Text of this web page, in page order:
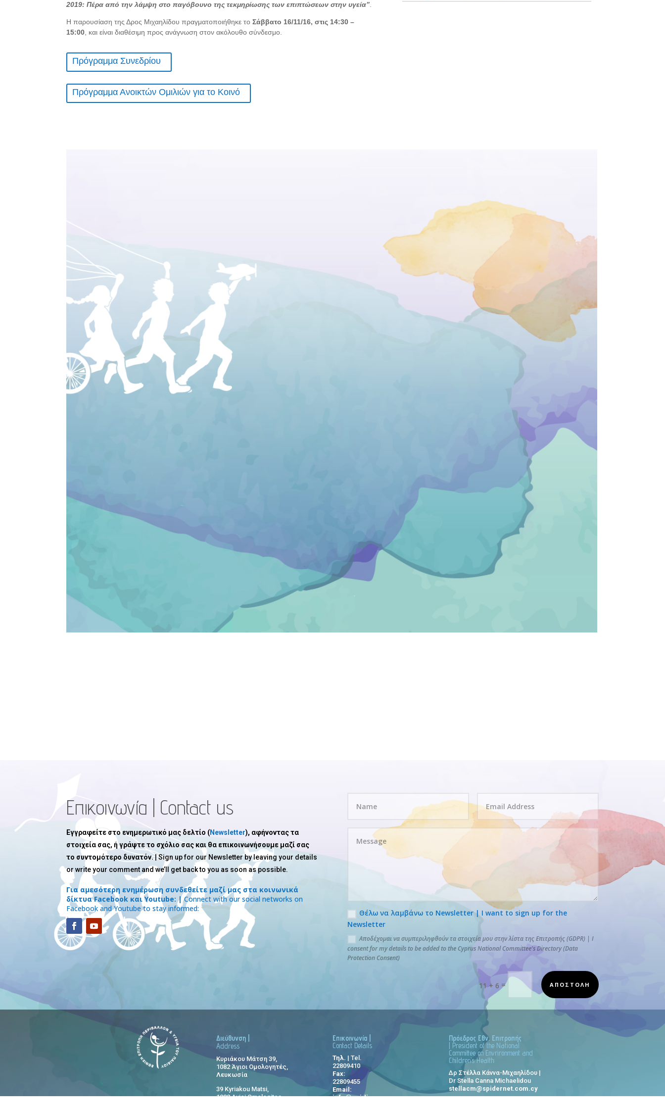
2019: Πέρα από την λάμψη στο παγόβουνο της τεκμηρίωσης των επιπτώσεων στην υγεία”
Η παρουσίαση της Δρος Μιχαηλίδου πραγματοποιήθηκε το Σάββατο 16/11/16, στις 14:30 –
15:00 , και είναι διαθέσιμη προς ανάγνωση στον ακόλουθο σύνδεσμο.
Πρόγραμμα Συνεδρίου
Πρόγραμμα Ανοικτών Ομιλιών για το Κοινό
Επικοινωνία | Contact us
Εγγραφείτε στο ενημερωτικό μας δελτίο (Newsletter), αφήνοντας τα
στοιχεία σας, ή γράψτε το σχόλιο σας και θα επικοινωνήσουμε μαζί σας
το συντομότερο δυνατόν.| Sign up for our Newsletter by leaving your details
or write your comment and we’ll get back to you as soon as possible.
Για αμεσότερη ενημέρωση συνδεθείτε μαζί μας στα κοινωνικά
δίκτυα Facebook και Youtube: |Connect with our social networks on
Facebook and Youtube to stay informed:
Θέλω να λαμβάνω το Newsletter | I want to sign up for the
Newsletter
Αποδέχομαι να συμπεριληφθούν τα στοιχεία μου στην λίστα της Επιτροπής (GDPR) | I
consent for my details to be added to the Cyprus National Committee's Directory (Data
Protection Consent)
11 + 6 = ΑΠΟΣΤΟΛΗ
Διεύθυνση |
Address
Κυριάκου Μάτση 39,
1082 Άγιοι Ομολογητές,
Λευκωσία
39 Kyriakou Matsi,
1082 Ayioi Omologites,
Επικοινωνία |
Contact Details
Τηλ. | Tel.
22809410
Fax:
22809455
Email:
info@paidi.com.cy
Πρόεδρος Εθν. Επιτροπής
| President of the National
Committee on Envrironment and
Children’s Health:
Δρ Στέλλα Κάννα-Μιχαηλίδου |
Dr Stella Canna Michaelidou
stellacm@spidernet.com.cy